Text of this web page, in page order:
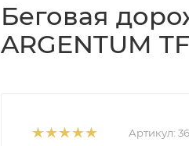
Беговая
ARGENTUM
Артикул: